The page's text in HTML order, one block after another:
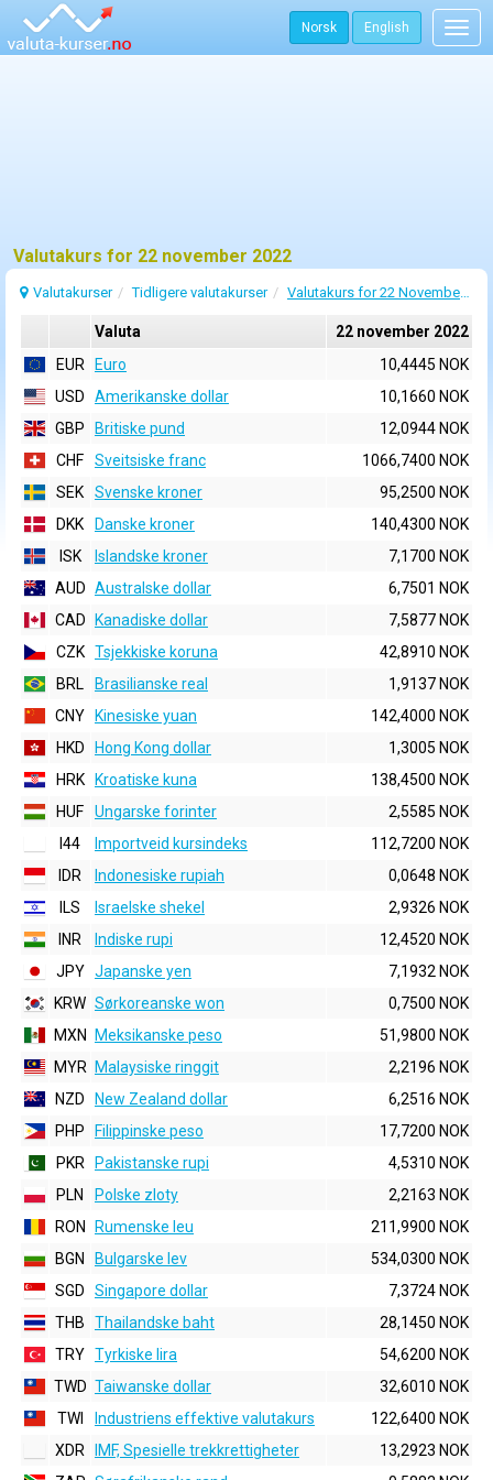
Norsk English
Valutakurs for 22 november 2022
Valutakurser Tidligere valutakurser Valutakurs for 22 November 2022
Valuta
22 november 2022
EUR
Euro
10,4445 NOK
USD
Amerikanske dollar
10,1660 NOK
GBP
Britiske pund
12,0944 NOK
CHF
Sveitsiske franc
1066,7400 NOK
SEK
Svenske kroner
95,2500 NOK
DKK
Danske kroner
140,4300 NOK
ISK
Islandske kroner
7,1700 NOK
AUD Australske dollar
6,7501 NOK
CAD
Kanadiske dollar
7,5877 NOK
CZK Tsjekkiske koruna
42,8910 NOK
BRL
Brasilianske real
1,9137 NOK
CNY
Kinesiske yuan
142,4000 NOK
HKD
Hong Kong dollar
1,3005 NOK
HRK
Kroatiske kuna
138,4500 NOK
HUF
Ungarske forinter
2,5585 NOK
I44
Importveid kursindeks
112,7200 NOK
IDR
Indonesiske rupiah
0,0648 NOK
ILS
Israelske shekel
2,9326 NOK
INR
Indiske rupi
12,4520 NOK
JPY Japanske yen
7,1932 NOK
KRW Sørkoreanske won
0,7500 NOK
MXN
Meksikanske peso
51,9800 NOK
MYR
Malaysiske ringgit
2,2196 NOK
NZD
New Zealand dollar
6,2516 NOK
PHP
Filippinske peso
17,7200 NOK
PKR
Pakistanske rupi
4,5310 NOK
PLN
Polske zloty
2,2163 NOK
RON
Rumenske leu
211,9900 NOK
BGN
Bulgarske lev
534,0300 NOK
SGD
Singapore dollar
7,3724 NOK
THB
Thailandske baht
28,1450 NOK
TRY Tyrkiske lira
54,6200 NOK
TWD Taiwanske dollar
32,6010 NOK
TWI
Industriens effektive valutakurs
122,6400 NOK
XDR
IMF, Spesielle trekkrettigheter
13,2923 NOK